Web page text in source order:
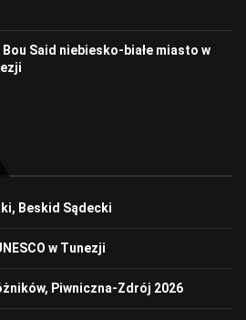
Bou Said niebiesko-białe miasto w
Beskid Sądecki
w Tunezji
Piwniczna-Zdrój 2026